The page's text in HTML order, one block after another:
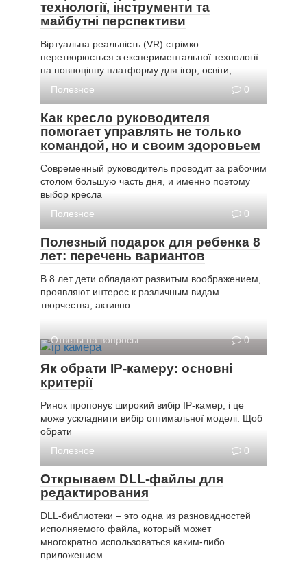
технології, інструменти та
майбутні перспективи
Віртуальна реальність (VR) стрімко
перетворюється з експериментальної технології
на повноцінну платформу для ігор, освіти,
Полезное
0
Как кресло руководителя
помогает управлять не только
командой, но и своим здоровьем
Современный руководитель проводит за рабочим
столом большую часть дня, и именно поэтому
выбор кресла
Полезное
0
Полезный подарок для ребенка 8
лет: перечень вариантов
В 8 лет дети обладают развитым воображением,
проявляют интерес к различным видам
творчества, активно
Ответы на вопросы 0
Як обрати IP-камеру: основні
критерії
Ринок пропонує широкий вибір IP-камер, і це
може ускладнити вибір оптимальної моделі. Щоб
обрати
Полезное
0
Открываем DLL-файлы для
редактирования
DLL-библиотеки – это одна из разновидностей
исполняемого файла, который может
многократно использоваться каким-либо
приложением